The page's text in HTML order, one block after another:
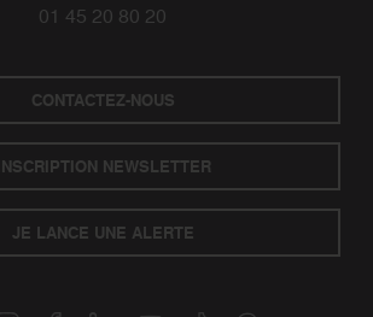
01 45 20 80 20
CONTACTEZ-NOUS
NEWSLETTER
JE LANCE UNE ALERTE